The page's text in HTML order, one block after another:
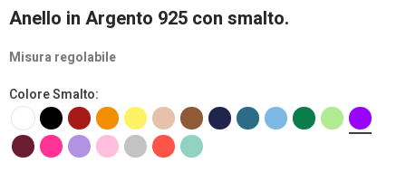
Anello in Argento 925 con smalto.
Misura regolabile
Colore Smalto